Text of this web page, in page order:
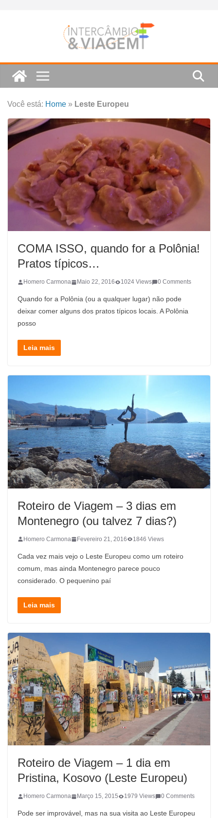
Você está: Home » Leste Europeu
COMA ISSO, quando for a Polônia!
Pratos típicos…
Homero Carmona Maio 22, 2016 1024 Views 0 Comments
Quando for a Polônia (ou a qualquer lugar) não pode
deixar comer alguns dos pratos típicos locais. A Polônia
posso
Leia mais
Roteiro de Viagem – 3 dias em
Montenegro (ou talvez 7 dias?)
Homero Carmona Fevereiro 21, 2016 1846 Views
Cada vez mais vejo o Leste Europeu como um roteiro
comum, mas ainda Montenegro parece pouco
considerado. O pequenino paí
Leia mais
Roteiro de Viagem – 1 dia em
Pristina, Kosovo (Leste Europeu)
Homero Carmona Março 15, 2015 1979 Views 0 Comments
Pode ser improvável, mas na sua visita ao Leste Europeu